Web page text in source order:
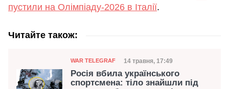
пустили на Олімпіаду-2026 в Італії.
Читайте також:
Категорія
WAR TELEGRAF Дата публікації
14 травня, 17:49
Росія вбила українського
спортсмена: тіло знайшли під